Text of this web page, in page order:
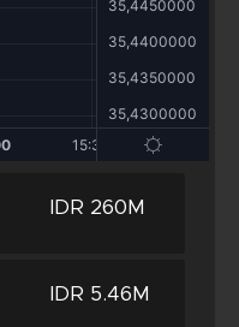
IDR 260M
IDR 5.46M